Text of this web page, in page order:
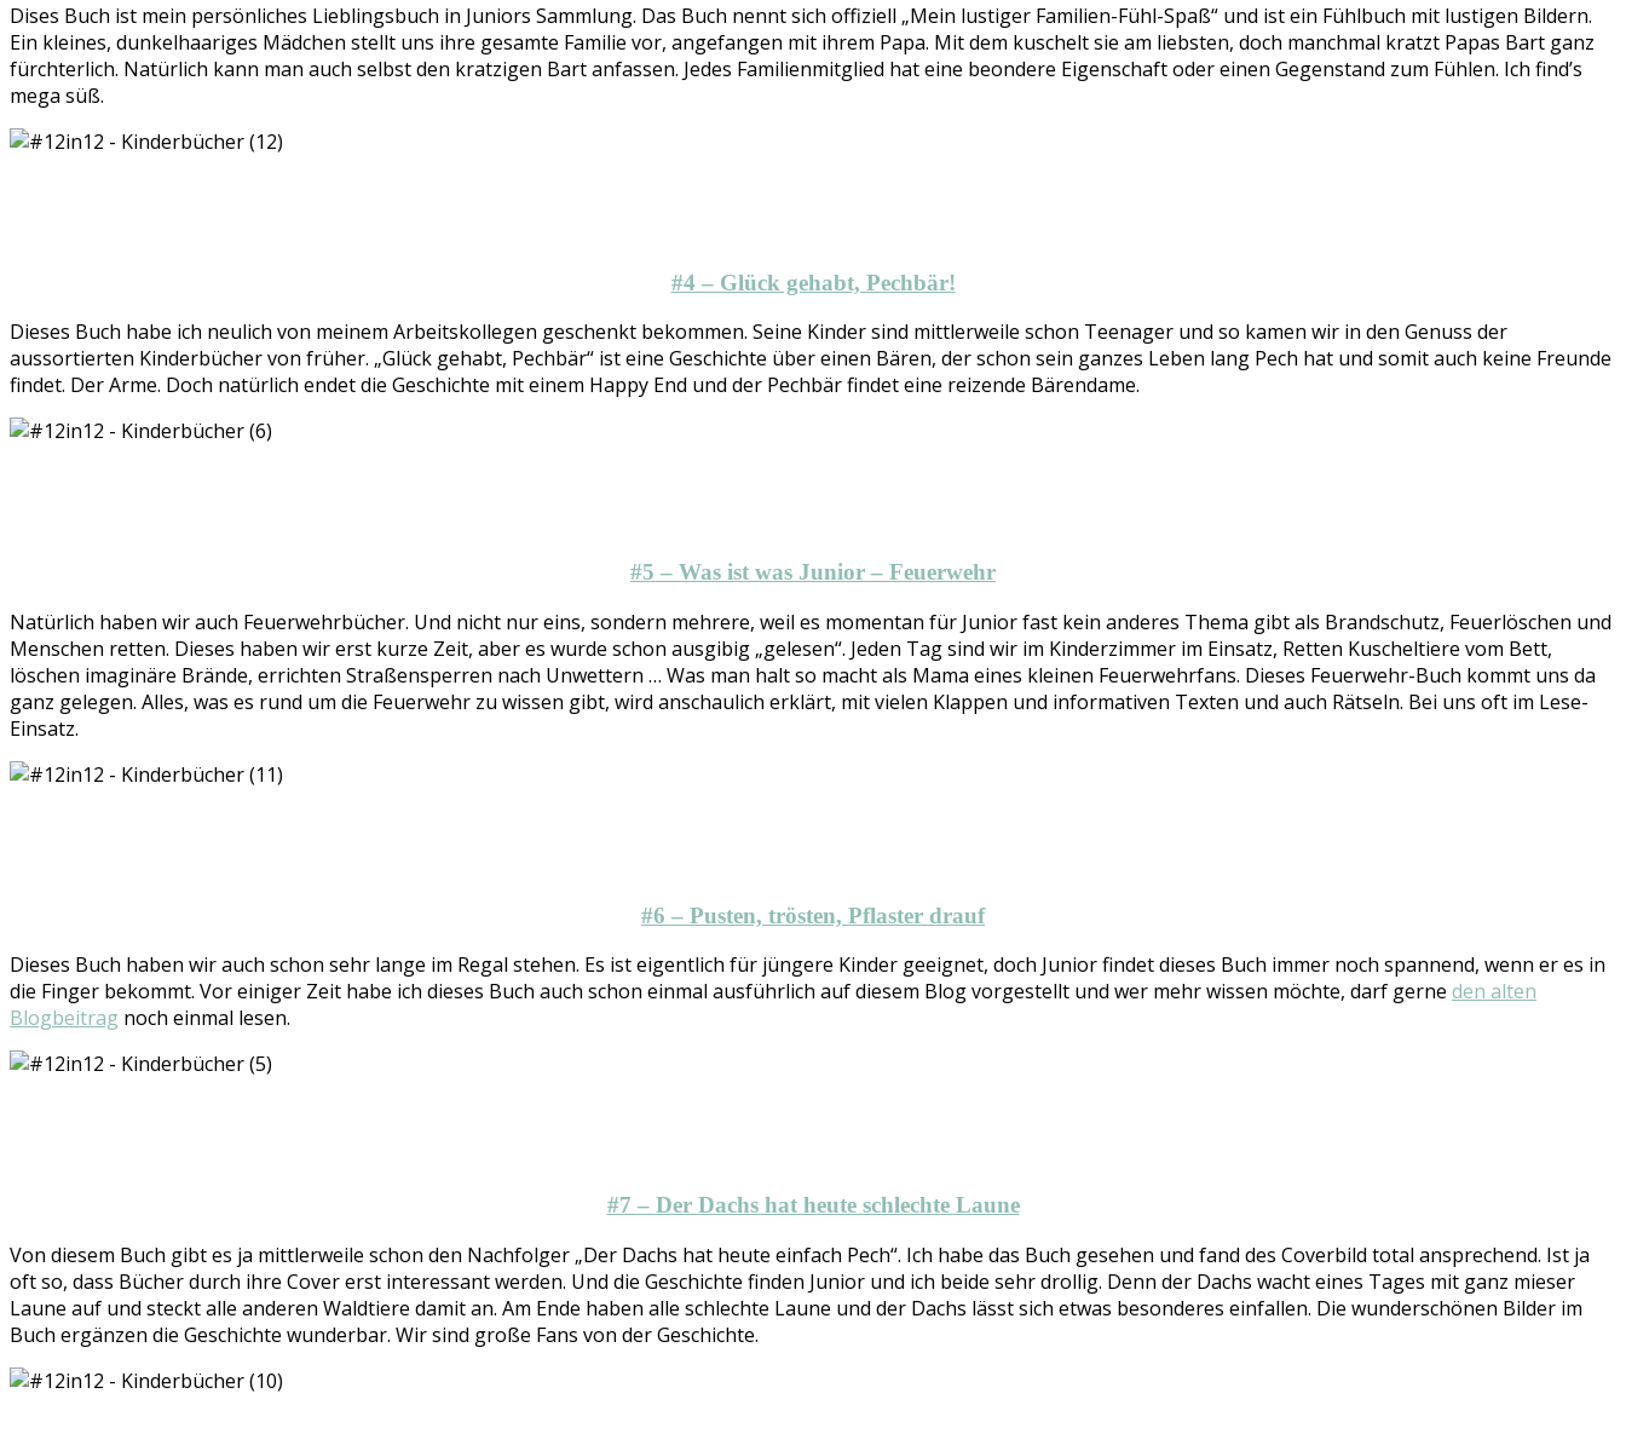
Dises Buch ist mein persönliches Lieblingsbuch in Juniors Sammlung. Das Buch nennt sich offiziell „Mein lustiger Familien-Fühl-Spaß“ und ist ein Fühlbuch mit lustigen Bildern.
Ein kleines, dunkelhaariges Mädchen stellt uns ihre gesamte Familie vor, angefangen mit ihrem Papa. Mit dem kuschelt sie am liebsten, doch manchmal kratzt Papas Bart ganz
fürchterlich. Natürlich kann man auch selbst den kratzigen Bart anfassen. Jedes Familienmitglied hat eine beondere Eigenschaft oder einen Gegenstand zum Fühlen. Ich find’s
mega süß.
#4 – Glück gehabt, Pechbär!
Dieses Buch habe ich neulich von meinem Arbeitskollegen geschenkt bekommen. Seine Kinder sind mittlerweile schon Teenager und so kamen wir in den Genuss der
aussortierten Kinderbücher von früher. „Glück gehabt, Pechbär“ ist eine Geschichte über einen Bären, der schon sein ganzes Leben lang Pech hat und somit auch keine Freunde
findet. Der Arme. Doch natürlich endet die Geschichte mit einem Happy End und der Pechbär findet eine reizende Bärendame.
#5 – Was ist was Junior – Feuerwehr
Natürlich haben wir auch Feuerwehrbücher. Und nicht nur eins, sondern mehrere, weil es momentan für Junior fast kein anderes Thema gibt als Brandschutz, Feuerlöschen und
Menschen retten. Dieses haben wir erst kurze Zeit, aber es wurde schon ausgibig „gelesen“. Jeden Tag sind wir im Kinderzimmer im Einsatz, Retten Kuscheltiere vom Bett,
löschen imaginäre Brände, errichten Straßensperren nach Unwettern … Was man halt so macht als Mama eines kleinen Feuerwehrfans. Dieses Feuerwehr-Buch kommt uns da
ganz gelegen. Alles, was es rund um die Feuerwehr zu wissen gibt, wird anschaulich erklärt, mit vielen Klappen und informativen Texten und auch Rätseln. Bei uns oft im Lese-
Einsatz.
#6 – Pusten, trösten, Pflaster drauf
Dieses Buch haben wir auch schon sehr lange im Regal stehen. Es ist eigentlich für jüngere Kinder geeignet, doch Junior findet dieses Buch immer noch spannend, wenn er es in
die Finger bekommt. Vor einiger Zeit habe ich dieses Buch auch schon einmal ausführlich auf diesem Blog vorgestellt und wer mehr wissen möchte, darf gerne den alten
Blogbeitrag noch einmal lesen.
#7 – Der Dachs hat heute schlechte Laune
Von diesem Buch gibt es ja mittlerweile schon den Nachfolger „Der Dachs hat heute einfach Pech“. Ich habe das Buch gesehen und fand des Coverbild total ansprechend. Ist ja
oft so, dass Bücher durch ihre Cover erst interessant werden. Und die Geschichte finden Junior und ich beide sehr drollig. Denn der Dachs wacht eines Tages mit ganz mieser
Laune auf und steckt alle anderen Waldtiere damit an. Am Ende haben alle schlechte Laune und der Dachs lässt sich etwas besonderes einfallen. Die wunderschönen Bilder im
Buch ergänzen die Geschichte wunderbar. Wir sind große Fans von der Geschichte.